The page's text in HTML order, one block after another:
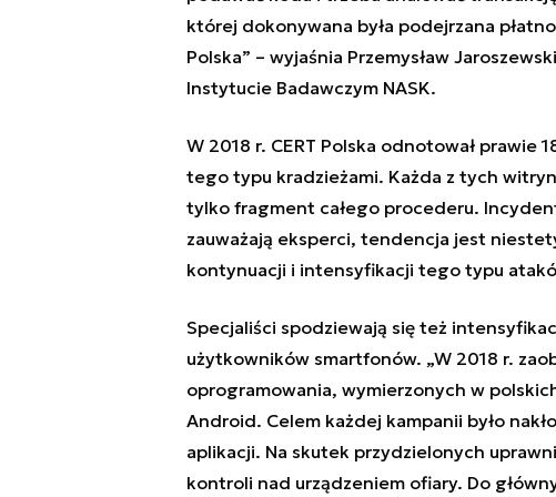
której dokonywana była podejrzana
Polska” – wyjaśnia Przemysław
Instytucie Badawczym NASK.
W 2018 r. CERT Polska odnotował prawie
tego typu kradzieżami. Każda z tych
tylko fragment całego procederu.
zauważają eksperci, tendencja jest
kontynuacji i intensyfikacji tego typu
Specjaliści spodziewają się też
użytkowników smartfonów. „W 2018 r.
oprogramowania, wymierzonych w
Android. Celem każdej kampanii było
aplikacji. Na skutek przydzielonych
kontroli nad urządzeniem ofiary. Do